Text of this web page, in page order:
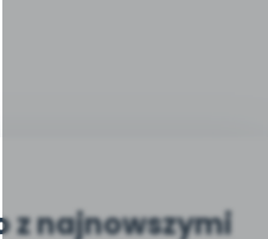
z najnowszymi